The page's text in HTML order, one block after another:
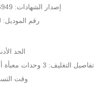
إصدار الشهادات: ISO 9001/TS16949
رقم الموديل: 9402TJZ30FEJ
الحد
تفاصيل التغليف: 3 وحدات معبأة أو 2 وحدات معبأة
وقت التسليم: